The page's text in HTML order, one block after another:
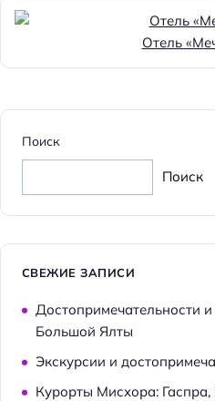
Пляжная линия: 3-я линия
Отель
Поиск
Поиск
СВЕЖИЕ ЗАПИСИ
Достопримечательности
Большой Ялты
Экскурсии и
Курорты Мисхора: